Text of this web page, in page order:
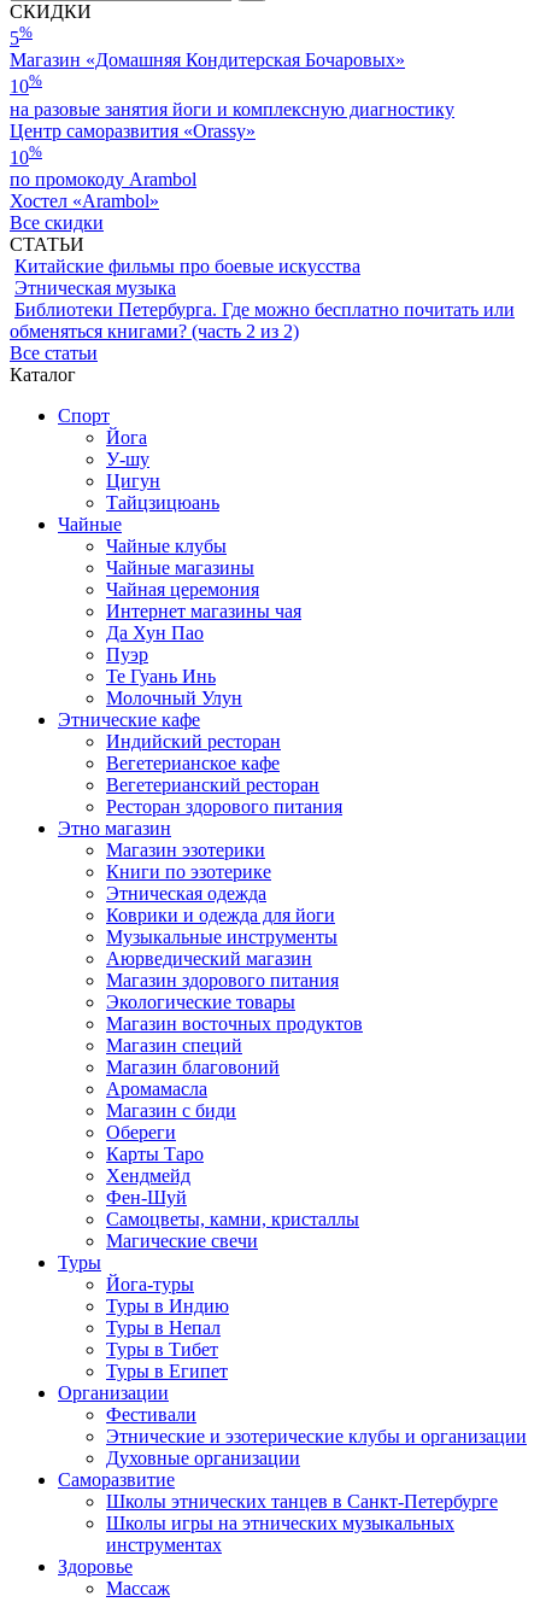
СКИДКИ
5%
Магазин «Домашняя Кондитерская Бочаровых»
10%
на разовые занятия йоги и комплексную диагностику
Центр саморазвития «Orassy»
10%
по промокоду Arambol
Хостел «Arambol»
Все скидки
СТАТЬИ
Китайские фильмы про боевые искусства
Этническая музыка
Библиотеки Петербурга. Где можно бесплатно почитать или
обменяться книгами? (часть 2 из 2)
Все статьи
Каталог
Спорт
Йога
У-шу
Цигун
Тайцзицюань
Чайные
Чайные клубы
Чайные магазины
Чайная церемония
Интернет магазины чая
Да Хун Пао
Пуэр
Те Гуань Инь
Молочный Улун
Этнические кафе
Индийский ресторан
Вегетерианское кафе
Вегетерианский ресторан
Ресторан здорового питания
Этно магазин
Магазин эзотерики
Книги по эзотерике
Этническая одежда
Коврики и одежда для йоги
Музыкальные инструменты
Аюрведический магазин
Магазин здорового питания
Экологические товары
Магазин восточных продуктов
Магазин специй
Магазин благовоний
Аромамасла
Магазин с биди
Обереги
Карты Таро
Хендмейд
Фен-Шуй
Самоцветы, камни, кристаллы
Магические свечи
Туры
Йога-туры
Туры в Индию
Туры в Непал
Туры в Тибет
Туры в Египет
Организации
Фестивали
Этнические и эзотерические клубы и организации
Духовные организации
Саморазвитие
Школы этнических танцев в Санкт-Петербурге
Школы игры на этнических музыкальных
инструментах
Здоровье
Массаж